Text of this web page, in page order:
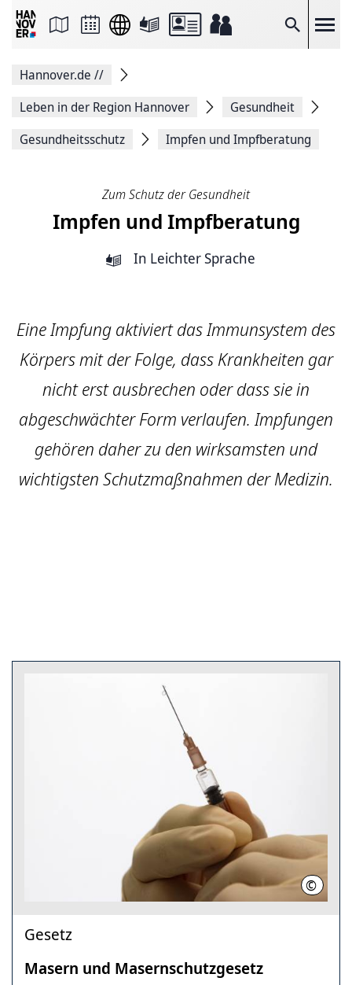
Suche
Seite
Facebook
teilen
Seitenlink
Hannover.de //
Leben in der Region Hannover
Gesundheit
Gesundheitsschutz
Impfen und Impfberatung
Zum Schutz der Gesundheit
Impfen und Impfberatung
In Leichter Sprache
Eine Impfung aktiviert das Immunsystem des
Körpers mit der Folge, dass Krankheiten gar
nicht erst ausbrechen oder dass sie in
abgeschwächter Form verlaufen. Impfungen
gehören daher zu den wirksamsten und
wichtigsten Schutzmaßnahmen der Medizin.
© C.
Gesetz
Masern und Masernschutzgesetz